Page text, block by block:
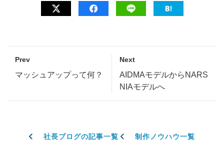
Prev
マッシュアップって何？
Next
AIDMAモデルからNARS
NIAモデルへ
社長ブログの記事一覧 制作ノウハウ一覧